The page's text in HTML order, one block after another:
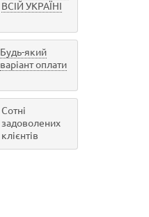
ВСІЙ УКРАЇНІ
Будь-який
варіант оплати
Сотні
задоволених
клієнтів